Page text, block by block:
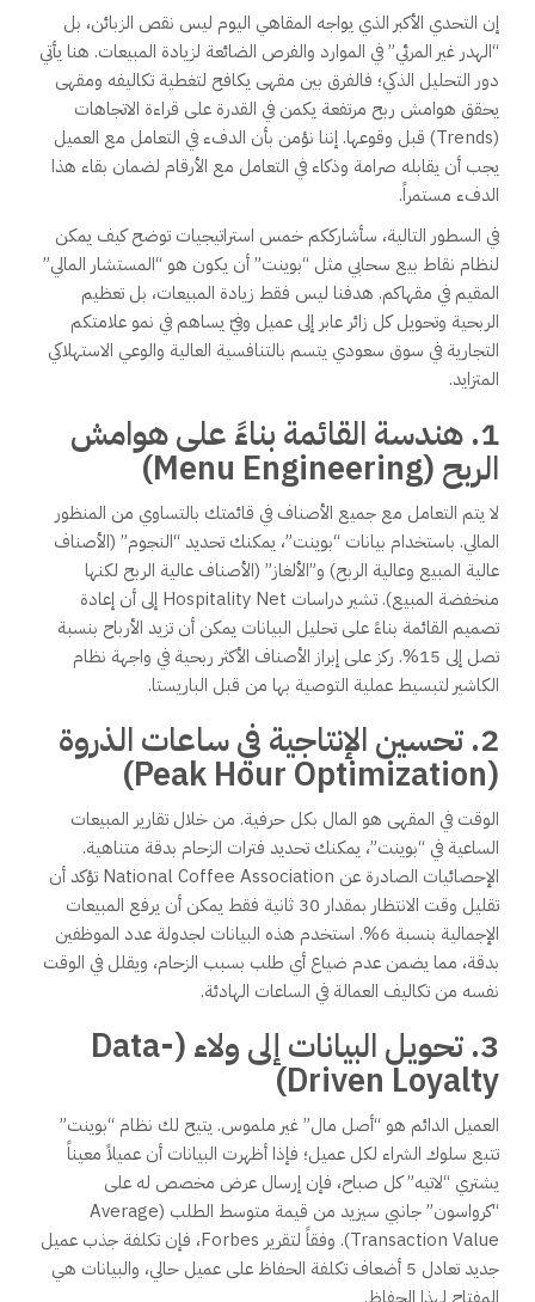
إن التحدي الأكبر الذي يواجه المقاهي اليوم ليس نقص الزبائن، بل
“الهدر غير المرئي” في الموارد والفرص الضائعة لزيادة المبيعات. هنا يأتي
دور التحليل الذكي؛ فالفرق بين مقهى يكافح لتغطية تكاليفه ومقهى
يحقق هوامش ربح مرتفعة يكمن في القدرة على قراءة الاتجاهات
(Trends) قبل وقوعها. إننا نؤمن بأن الدفء في التعامل مع العميل
يجب أن يقابله صرامة وذكاء في التعامل مع الأرقام لضمان بقاء هذا
الدفء مستمراً.
في السطور التالية، سأشارككم خمس استراتيجيات توضح كيف يمكن
لنظام نقاط بيع سحابي مثل “بوينت” أن يكون هو “المستشار المالي”
المقيم في مقهاكم. هدفنا ليس فقط زيادة المبيعات، بل تعظيم
الربحية وتحويل كل زائر عابر إلى عميل وفيّ يساهم في نمو علامتكم
التجارية في سوق سعودي يتسم بالتنافسية العالية والوعي الاستهلاكي
المتزايد.
1. هندسة القائمة بناءً على هوامش
الربح (Menu Engineering)
لا يتم التعامل مع جميع الأصناف في قائمتك بالتساوي من المنظور
المالي. باستخدام بيانات “بوينت”، يمكنك تحديد “النجوم” (الأصناف
عالية المبيع وعالية الربح) و”الألغاز” (الأصناف عالية الربح لكنها
منخفضة المبيع). تشير دراسات Hospitality Net إلى أن إعادة
تصميم القائمة بناءً على تحليل البيانات يمكن أن تزيد الأرباح بنسبة
تصل إلى 15%. ركز على إبراز الأصناف الأكثر ربحية في واجهة نظام
الكاشير لتبسيط عملية التوصية بها من قبل الباريستا.
2. تحسين الإنتاجية في ساعات الذروة
(Peak Hour Optimization)
الوقت في المقهى هو المال بكل حرفية. من خلال تقارير المبيعات
الساعية في “بوينت”، يمكنك تحديد فترات الزحام بدقة متناهية.
الإحصائيات الصادرة عن National Coffee Association تؤكد أن
تقليل وقت الانتظار بمقدار 30 ثانية فقط يمكن أن يرفع المبيعات
الإجمالية بنسبة 6%. استخدم هذه البيانات لجدولة عدد الموظفين
بدقة، مما يضمن عدم ضياع أي طلب بسبب الزحام، ويقلل في الوقت
نفسه من تكاليف العمالة في الساعات الهادئة.
3. تحويل البيانات إلى ولاء (Data-
Driven Loyalty)
العميل الدائم هو “أصل مال” غير ملموس. يتيح لك نظام “بوينت”
تتبع سلوك الشراء لكل عميل؛ فإذا أظهرت البيانات أن عميلاً معيناً
يشتري “لاتيه” كل صباح، فإن إرسال عرض مخصص له على
“كرواسون” جانبي سيزيد من قيمة متوسط الطلب (Average
Transaction Value). وفقاً لتقرير Forbes، فإن تكلفة جذب عميل
جديد تعادل 5 أضعاف تكلفة الحفاظ على عميل حالي، والبيانات هي